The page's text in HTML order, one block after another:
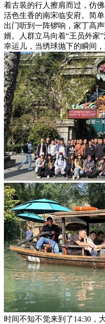
着古装的行人擦肩而过，仿
活色生香的南宋临安府。简
出门听到一阵锣响，家丁高
婿。人群立马向着“王员外家
幸运儿，当绣球抛下的瞬间
时间不知不觉来到了14:30，